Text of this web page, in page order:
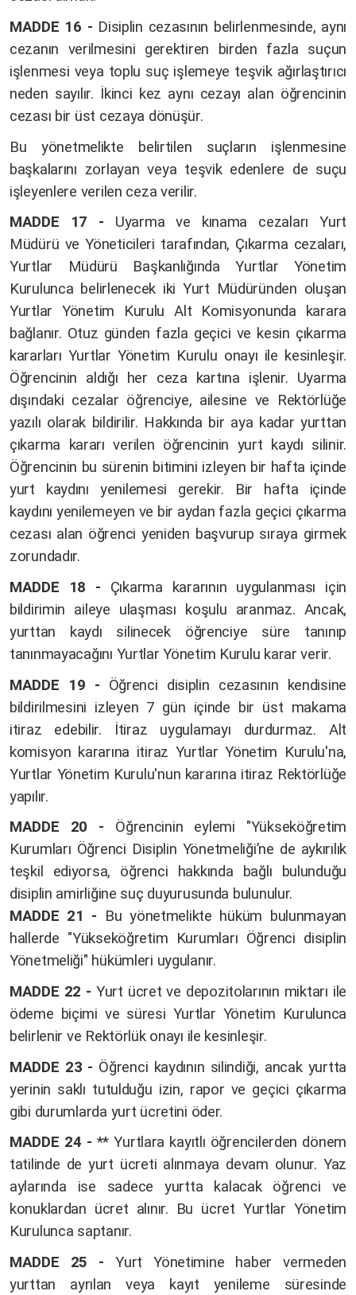
MADDE 16 - Disiplin cezasının belirlenmesinde, aynı
cezanın verilmesini gerektiren birden fazla suçun
işlenmesi veya toplu suç işlemeye teşvik ağırlaştırıcı
neden sayılır. İkinci kez aynı cezayı alan öğrencinin
cezası bir üst cezaya dönüşür.
Bu yönetmelikte belirtilen suçların işlenmesine
başkalarını zorlayan veya teşvik edenlere de suçu
işleyenlere verilen ceza verilir.
MADDE 17 - Uyarma ve kınama cezaları Yurt
Müdürü ve Yöneticileri tarafından, Çıkarma cezaları,
Yurtlar Müdürü Başkanlığında Yurtlar Yönetim
Kurulunca belirlenecek iki Yurt Müdüründen oluşan
Yurtlar Yönetim Kurulu Alt Komisyonunda karara
bağlanır. Otuz günden fazla geçici ve kesin çıkarma
kararları Yurtlar Yönetim Kurulu onayı ile kesinleşir.
Öğrencinin aldığı her ceza kartına işlenir. Uyarma
dışındaki cezalar öğrenciye, ailesine ve Rektörlüğe
yazılı olarak bildirilir. Hakkında bir aya kadar yurttan
çıkarma kararı verilen öğrencinin yurt kaydı silinir.
Öğrencinin bu sürenin bitimini izleyen bir hafta içinde
yurt kaydını yenilemesi gerekir. Bir hafta içinde
kaydını yenilemeyen ve bir aydan fazla geçici çıkarma
cezası alan öğrenci yeniden başvurup sıraya girmek
zorundadır.
MADDE 18 - Çıkarma kararının uygulanması için
bildirimin aileye ulaşması koşulu aranmaz. Ancak,
yurttan kaydı silinecek öğrenciye süre tanınıp
tanınmayacağını Yurtlar Yönetim Kurulu karar verir.
MADDE 19 - Öğrenci disiplin cezasının kendisine
bildirilmesini izleyen 7 gün içinde bir üst makama
itiraz edebilir. İtiraz uygulamayı durdurmaz. Alt
komisyon kararına itiraz Yurtlar Yönetim Kurulu'na,
Yurtlar Yönetim Kurulu'nun kararına itiraz Rektörlüğe
yapılır.
MADDE 20 - Öğrencinin eylemi "Yükseköğretim
Kurumları Öğrenci Disiplin Yönetmeliği’ne de aykırılık
teşkil ediyorsa, öğrenci hakkında bağlı bulunduğu
disiplin amirliğine suç duyurusunda bulunulur.
MADDE 21 - Bu yönetmelikte hüküm bulunmayan
hallerde "Yükseköğretim Kurumları Öğrenci disiplin
Yönetmeliği" hükümleri uygulanır.
MADDE 22 - Yurt ücret ve depozitolarının miktarı ile
ödeme biçimi ve süresi Yurtlar Yönetim Kurulunca
belirlenir ve Rektörlük onayı ile kesinleşir.
MADDE 23 - Öğrenci kaydının silindiği, ancak yurtta
yerinin saklı tutulduğu izin, rapor ve geçici çıkarma
gibi durumlarda yurt ücretini öder.
MADDE 24 - ** Yurtlara kayıtlı öğrencilerden dönem
tatilinde de yurt ücreti alınmaya devam olunur. Yaz
aylarında ise sadece yurtta kalacak öğrenci ve
konuklardan ücret alınır. Bu ücret Yurtlar Yönetim
Kurulunca saptanır.
MADDE 25 -Yurt Yönetimine haber vermeden
yurttan ayrılan veya kayıt yenileme süresinde